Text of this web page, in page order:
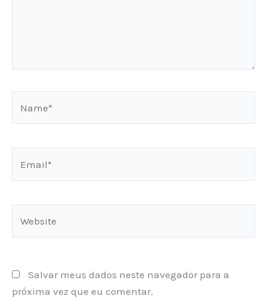
Salvar meus dados neste navegador para a
próxima vez que eu comentar.